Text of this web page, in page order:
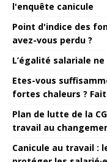
l'enquête canicule
Point d'indice des
avez-vous perdu ?
L’égalité salariale
Etes-vous
fortes chaleurs ?
Plan de lutte de la
travail au
Canicule au travail :